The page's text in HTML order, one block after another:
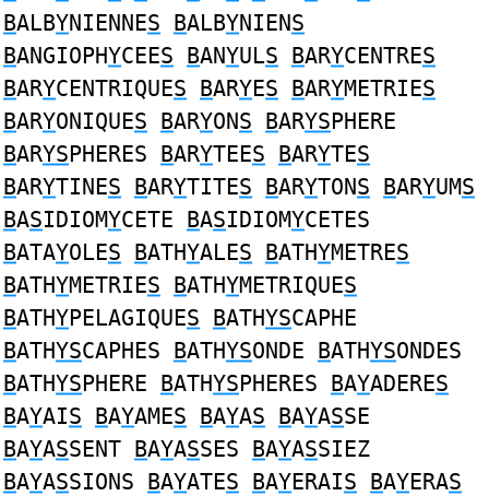
BALBYNIENNES BALBYNIENS
BANGIOPHYCEES BANYULS BARYCENTRES
BARYCENTRIQUES BARYES BARYMETRIES
BARYONIQUES BARYONS BARYSPHERE
BARYSPHERES BARYTEES BARYTES
BARYTINES BARYTITES BARYTONS BARYUMS
BASIDIOMYCETE BASIDIOMYCETES
BATAYOLES BATHYALES BATHYMETRES
BATHYMETRIES BATHYMETRIQUES
BATHYPELAGIQUES BATHYSCAPHE
BATHYSCAPHES BATHYSONDE BATHYSONDES
BATHYSPHERE BATHYSPHERES BAYADERES
BAYAIS BAYAMES BAYAS BAYASSE
BAYASSENT BAYASSES BAYASSIEZ
BAYASSIONS BAYATES BAYERAIS BAYERAS